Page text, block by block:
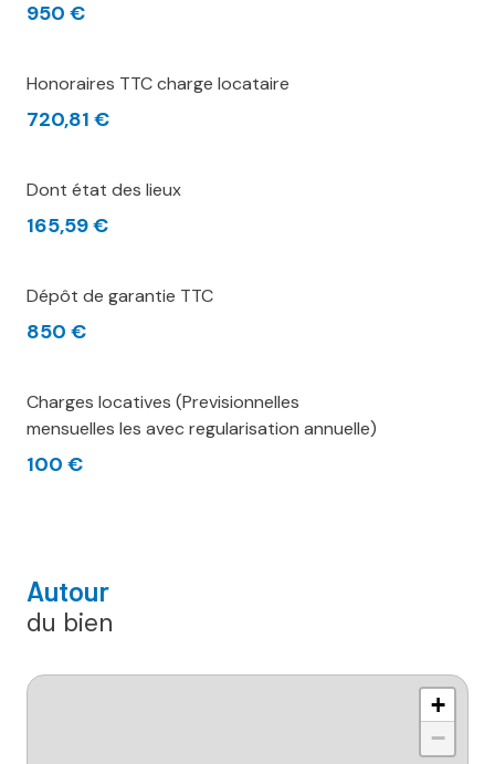
950 €
Honoraires TTC charge locataire
720,81 €
Dont état des lieux
165,59 €
Dépôt de garantie TTC
850 €
Charges locatives (Previsionnelles
mensuelles les avec regularisation annuelle)
100 €
Autour
du bien
+
−